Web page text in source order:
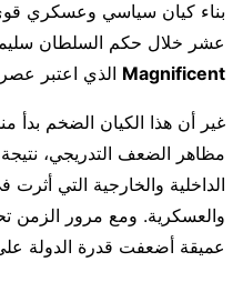
بناء كيان سياسي وعسكري
عشر خلال حكم السلطان
Magnificent الذي اعتبر
غير أن هذا الكيان الضخم بدأ
مظاهر الضعف التدريجي،
الداخلية والخارجية التي أثرت
والعسكرية. ومع مرور الزمن
عميقة أضعفت قدرة الدولة